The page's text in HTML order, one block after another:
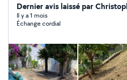
Dernier avis laissé par
Il y a 1 mois
Échange cordial